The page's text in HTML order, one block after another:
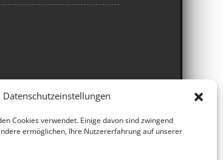
Datenschutzeinstellungen
Cookies verwendet. Einige davon sind zwingend
ermöglichen, Ihre Nutzererfahrung auf unserer